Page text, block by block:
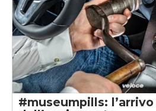
#museumpills: l’arrivo